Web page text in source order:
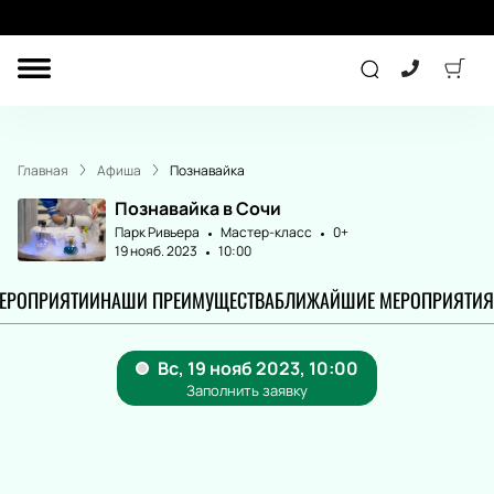
Главная Афиша Познавайка
Познавайка в Сочи
Парк Ривьера Мастер-класс
0+
19 нояб. 2023
10:00
НАШИ ПРЕИМУЩЕСТВАБЛИЖАЙШИЕ МЕРОПРИЯТИЯ